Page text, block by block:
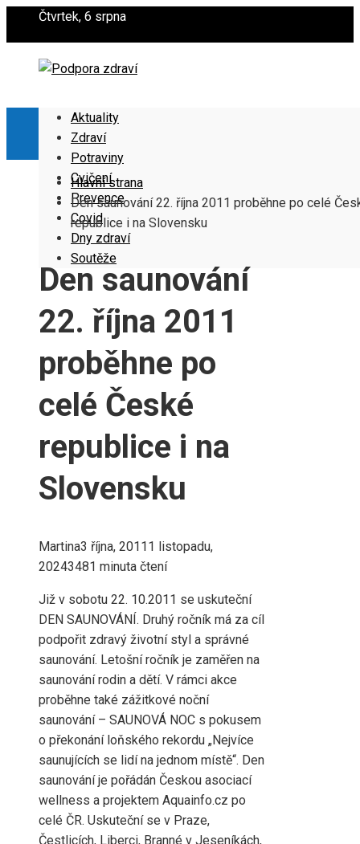
Čtvrtek, 6 srpna
Aktuality
Zdraví
Potraviny
Cvičení
Prevence
Covid
Dny zdraví
Soutěže
Hlavní strana
Den saunování 22. října 2011 proběhne po celé
republice i na Slovensku
Den saunování
22. října 2011
proběhne po
celé České
republice i na
Slovensku
Martina3 října, 2011 1 listopadu,
20243481 minuta čtení
Již v sobotu 22. 10.2011 se uskuteční
DEN SAUNOVÁNÍ. Druhý ročník má za cíl
podpořit zdravý životní styl a správné
saunování. Letošní ročník je zaměřen na
saunování rodin a dětí. V rámci akce
proběhne také zážitkové noční
saunování – SAUNOVÁ NOC s pokusem
o překonání loňského rekordu „Nejvíce
saunujících se lidí na jednom místě“. Den
saunování je pořádán Českou asociací
wellness a projektem Aquainfo.cz po
celé ČR. Uskuteční se v Praze,
Čestlicích, Liberci, Branné v Jeseníkách,